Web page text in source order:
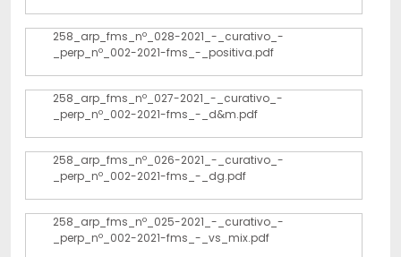
258_arp_fms_nº_028-2021_-_curativo_-
_perp_nº_002-2021-fms_-_positiva.pdf
258_arp_fms_nº_027-2021_-_curativo_-
_perp_nº_002-2021-fms_-_d&m.pdf
258_arp_fms_nº_026-2021_-_curativo_-
_perp_nº_002-2021-fms_-_dg.pdf
258_arp_fms_nº_025-2021_-_curativo_-
_perp_nº_002-2021-fms_-_vs_mix.pdf